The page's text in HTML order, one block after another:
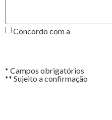
Concordo com a
* Campos obrigatórios
** Sujeito a confirmação